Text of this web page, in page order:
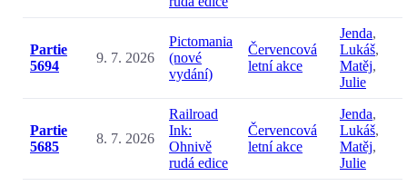
Partie
5694
9. 7. 2026
Pictomania
(nové
vydání)
Červencová
letní akce
Jenda,
Lukáš,
Matěj,
Julie
Partie
5685
8. 7. 2026
Railroad
Ink:
Ohnivě
rudá edice
Červencová
letní akce
Jenda,
Lukáš,
Matěj,
Julie